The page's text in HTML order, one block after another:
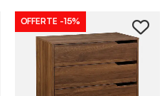
OFFERTE -15%